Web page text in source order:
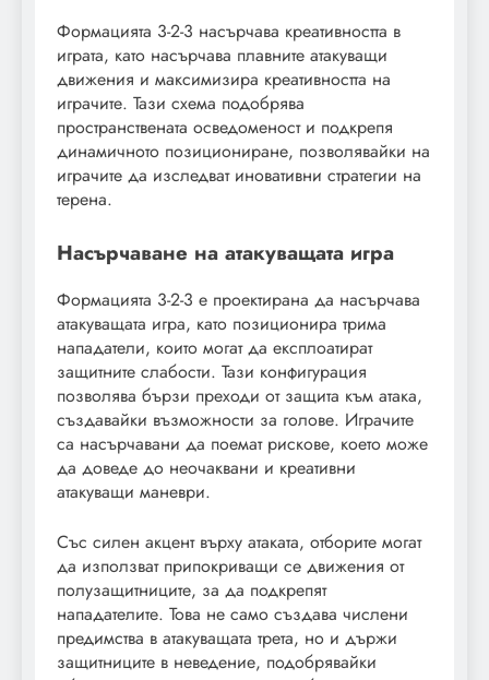
Формацията 3-2-3 насърчава креативността в
играта, като насърчава плавните атакуващи
движения и максимизира креативността на
играчите. Тази схема подобрява
пространствената осведоменост и подкрепя
динамичното позициониране, позволявайки на
играчите да изследват иновативни стратегии на
терена.
Насърчаване на атакуващата игра
Формацията 3-2-3 е проектирана да насърчава
атакуващата игра, като позиционира трима
нападатели, които могат да експлоатират
защитните слабости. Тази конфигурация
позволява бързи преходи от защита към атака,
създавайки възможности за голове. Играчите
са насърчавани да поемат рискове, което може
да доведе до неочаквани и креативни
атакуващи маневри.
Със силен акцент върху атаката, отборите могат
да използват припокриващи се движения от
полузащитниците, за да подкрепят
нападателите. Това не само създава числени
предимства в атакуващата трета, но и държи
защитниците в неведение, подобрявайки